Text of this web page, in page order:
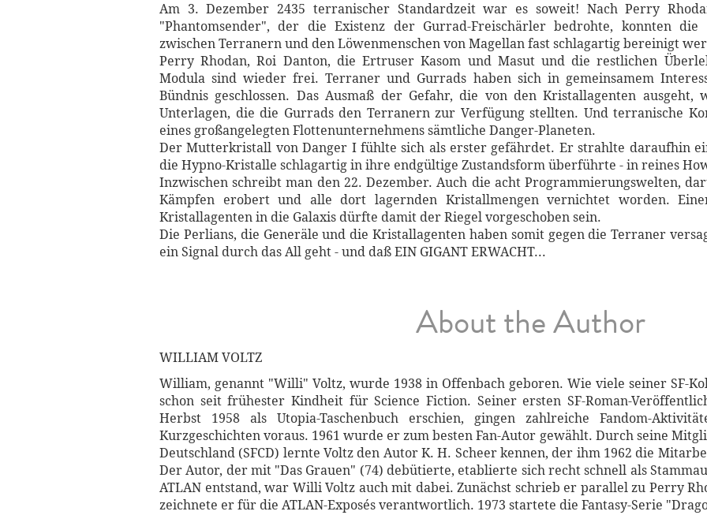
Am 3. Dezember 2435 terranischer Standardzeit war es soweit! Nach Perry
"Phantomsender", der die Existenz der Gurrad-Freischärler bedrohte, konnten die
zwischen Terranern und den Löwenmenschen von Magellan fast schlagartig bereinigt
Perry Rhodan, Roi Danton, die Ertruser Kasom und Masut und die restlichen
Modula sind wieder frei. Terraner und Gurrads haben sich in gemeinsamem
Bündnis geschlossen. Das Ausmaß der Gefahr, die von den Kristallagenten
Unterlagen, die die Gurrads den Terranern zur Verfügung stellten. Und terranische
eines großangelegten Flottenunternehmens sämtliche Danger-Planeten.
Der Mutterkristall von Danger I fühlte sich als erster gefährdet. Er strahlte daraufhin
die Hypno-Kristalle schlagartig in ihre endgültige Zustandsform überführte - in reines
Inzwischen schreibt man den 22. Dezember. Auch die acht Programmierungswelten,
Kämpfen erobert und alle dort lagernden Kristallmengen vernichtet worden.
Kristallagenten in die Galaxis dürfte damit der Riegel vorgeschoben sein.
Die Perlians, die Generäle und die Kristallagenten haben somit gegen die Terraner
ein Signal durch das All geht - und daß EIN GIGANT ERWACHT...
About the Author
WILLIAM VOLTZ
William, genannt "Willi" Voltz, wurde 1938 in Offenbach geboren. Wie viele seiner SF-
schon seit frühester Kindheit für Science Fiction. Seiner ersten SF-Roman-
Herbst 1958 als Utopia-Taschenbuch erschien, gingen zahlreiche Fandom-
Kurzgeschichten voraus. 1961 wurde er zum besten Fan-Autor gewählt. Durch seine
Deutschland (SFCD) lernte Voltz den Autor K. H. Scheer kennen, der ihm 1962 die
Der Autor, der mit "Das Grauen" (74) debütierte, etablierte sich recht schnell als
ATLAN entstand, war Willi Voltz auch mit dabei. Zunächst schrieb er parallel zu Perry
zeichnete er für die ATLAN-Exposés verantwortlich. 1973 startete die Fantasy-Serie